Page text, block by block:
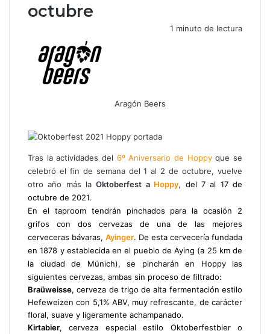
octubre
Aragón Beers
1 minuto de lectura
correo
electrónico
Tras la actividades del 6º Aniversario de Hoppyque se
celebró el fin de semana del 1 al 2 de octubre, vuelve
otro año más laOktoberfest a Hoppy, del 7 al 17 de
octubre de 2021.
En el taproom tendrán pinchados para la ocasión 2
grifos con dos cervezas de una de las mejores
cerveceras bávaras, Ayinger. De esta cervecería fundada
en 1878 y establecida en el pueblo de Aying (a 25 km de
la ciudad de Münich), se pincharán en Hoppy las
siguientes cervezas, ambas sin proceso de filtrado:
Braüweisse, cerveza de trigo de alta fermentación estilo
Hefeweizen con 5,1% ABV, muy refrescante, de carácter
floral, suave y ligeramente achampanado.
Kirtabier, cerveza especial estilo Oktoberfestbier o